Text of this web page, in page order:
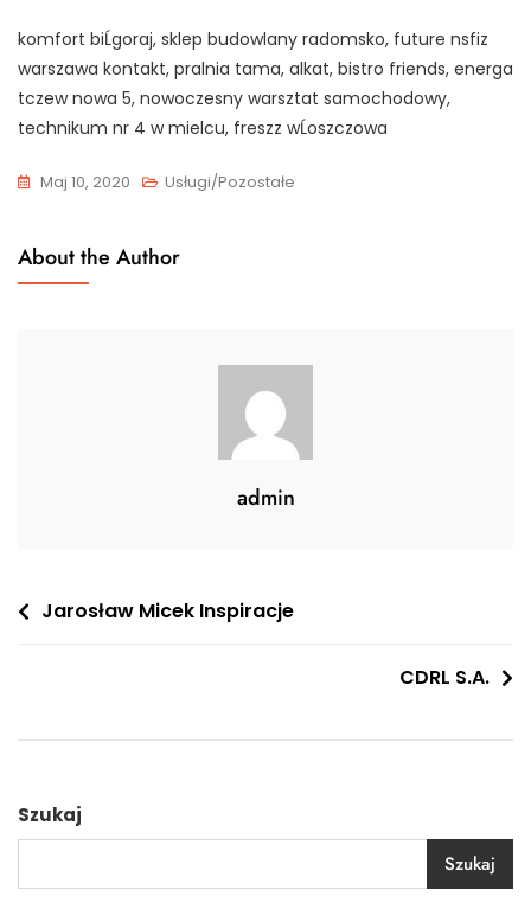
komfort biĹgoraj, sklep budowlany radomsko, future nsfiz
warszawa kontakt, pralnia tama, alkat, bistro friends, energa
tczew nowa 5, nowoczesny warsztat samochodowy,
technikum nr 4 w mielcu, freszz wĹoszczowa
Maj 10, 2020 Usługi/Pozostałe
About the Author
admin
Nawigacja
Jarosław Micek Inspiracje
CDRL S.A.
Szukaj
Szukaj